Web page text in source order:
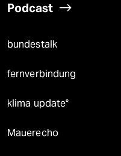
Podcast
bundestalk
fernverbindung
klima update°
Mauerecho